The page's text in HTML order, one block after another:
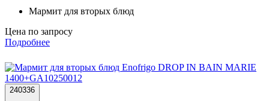
Мармит для вторых блюд
Цена по запросу
Подробнее
240336